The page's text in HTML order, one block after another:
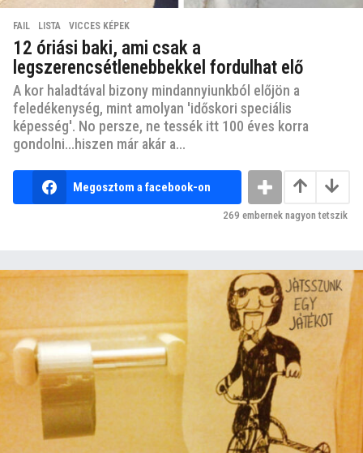
FAIL ,LISTA ,VICCES KÉPEK
12 óriási baki, ami csak a
legszerencsétlenebbekkel fordulhat elő
A kor haladtával bizony mindannyiunkból előjön a
feledékenység, mint amolyan 'időskori speciális
képesség'. No persze, ne tessék itt 100 éves korra
gondolni...hiszen már akár a...
Megosztom a facebook-on
269 embernek nagyon tetszik